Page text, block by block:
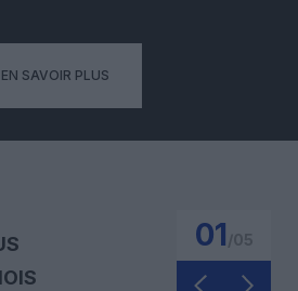
EN SAVOIR PLUS
01